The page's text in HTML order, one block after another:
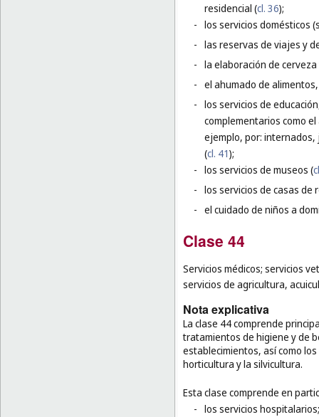
residencial (cl. 36);
- los servicios domésticos
- las reservas de viajes y
- la elaboración de
- el ahumado de
- los servicios de
complementarios como
ejemplo, por: internados,
(cl. 41);
- los servicios de museos (
- los servicios de casas de
- el cuidado de niños a
Clase 44
Servicios médicos; servicios
servicios de agricultura,
Nota explicativa
La clase 44 comprende
tratamientos de higiene y de
establecimientos, así como
horticultura y la silvicultura.
Esta clase comprende en
- los servicios hospitalarios;